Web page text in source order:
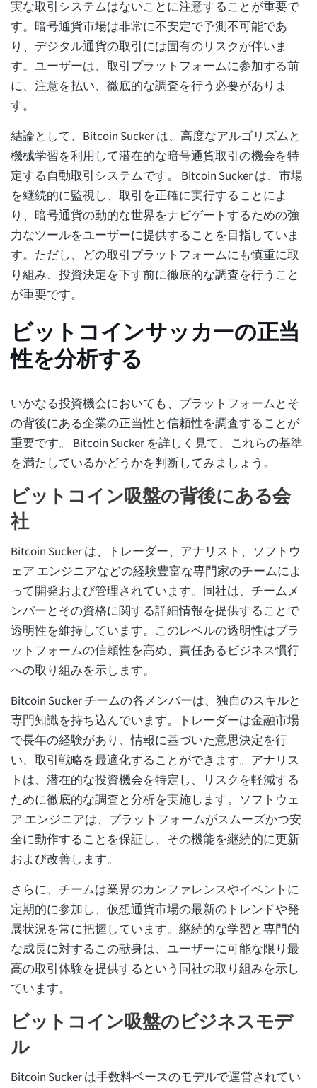
実な取引システムはないことに注意することが重要で
す。暗号通貨市場は非常に不安定で予測不可能であ
り、デジタル通貨の取引には固有のリスクが伴いま
す。ユーザーは、取引プラットフォームに参加する前
に、注意を払い、徹底的な調査を行う必要がありま
す。
結論として、Bitcoin Sucker は、高度なアルゴリズムと
機械学習を利用して潜在的な暗号通貨取引の機会を特
定する自動取引システムです。 Bitcoin Sucker は、市場
を継続的に監視し、取引を正確に実行することによ
り、暗号通貨の動的な世界をナビゲートするための強
力なツールをユーザーに提供することを目指していま
す。ただし、どの取引プラットフォームにも慎重に取
り組み、投資決定を下す前に徹底的な調査を行うこと
が重要です。
ビットコインサッカーの正当
性を分析する
いかなる投資機会においても、プラットフォームとそ
の背後にある企業の正当性と信頼性を調査することが
重要です。 Bitcoin Sucker を詳しく見て、これらの基準
を満たしているかどうかを判断してみましょう。
ビットコイン吸盤の背後にある会
社
Bitcoin Sucker は、トレーダー、アナリスト、ソフトウ
ェア エンジニアなどの経験豊富な専門家のチームによ
って開発および管理されています。同社は、チームメ
ンバーとその資格に関する詳細情報を提供することで
透明性を維持しています。このレベルの透明性はプラ
ットフォームの信頼性を高め、責任あるビジネス慣行
への取り組みを示します。
Bitcoin Sucker チームの各メンバーは、独自のスキルと
専門知識を持ち込んでいます。トレーダーは金融市場
で長年の経験があり、情報に基づいた意思決定を行
い、取引戦略を最適化することができます。アナリス
トは、潜在的な投資機会を特定し、リスクを軽減する
ために徹底的な調査と分析を実施します。ソフトウェ
ア エンジニアは、プラットフォームがスムーズかつ安
全に動作することを保証し、その機能を継続的に更新
および改善します。
さらに、チームは業界のカンファレンスやイベントに
定期的に参加し、仮想通貨市場の最新のトレンドや発
展状況を常に把握しています。継続的な学習と専門的
な成長に対するこの献身は、ユーザーに可能な限り最
高の取引体験を提供するという同社の取り組みを示し
ています。
ビットコイン吸盤のビジネスモデ
ル
Bitcoin Sucker は手数料ベースのモデルで運営されてい